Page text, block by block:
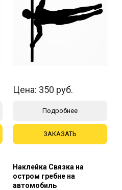
Цена: 350 руб.
Подробнее
ЗАКАЗАТЬ
Наклейка Связка на
остром гребне на
автомобиль